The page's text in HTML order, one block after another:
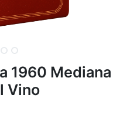
1960 Mediana
Vino